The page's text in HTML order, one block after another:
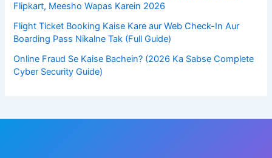
Flipkart, Meesho Wapas Karein 2026
Flight Ticket Booking Kaise Kare aur Web Check-In Aur
Boarding Pass Nikalne Tak (Full Guide)
Online Fraud Se Kaise Bachein? (2026 Ka Sabse Complete
Cyber Security Guide)